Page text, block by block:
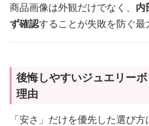
商品画像は外観だけでなく、 内
ず確認することが失敗を防ぐ最
後悔しやすいジュエリー
理由
「安さ」だけを優先した選び